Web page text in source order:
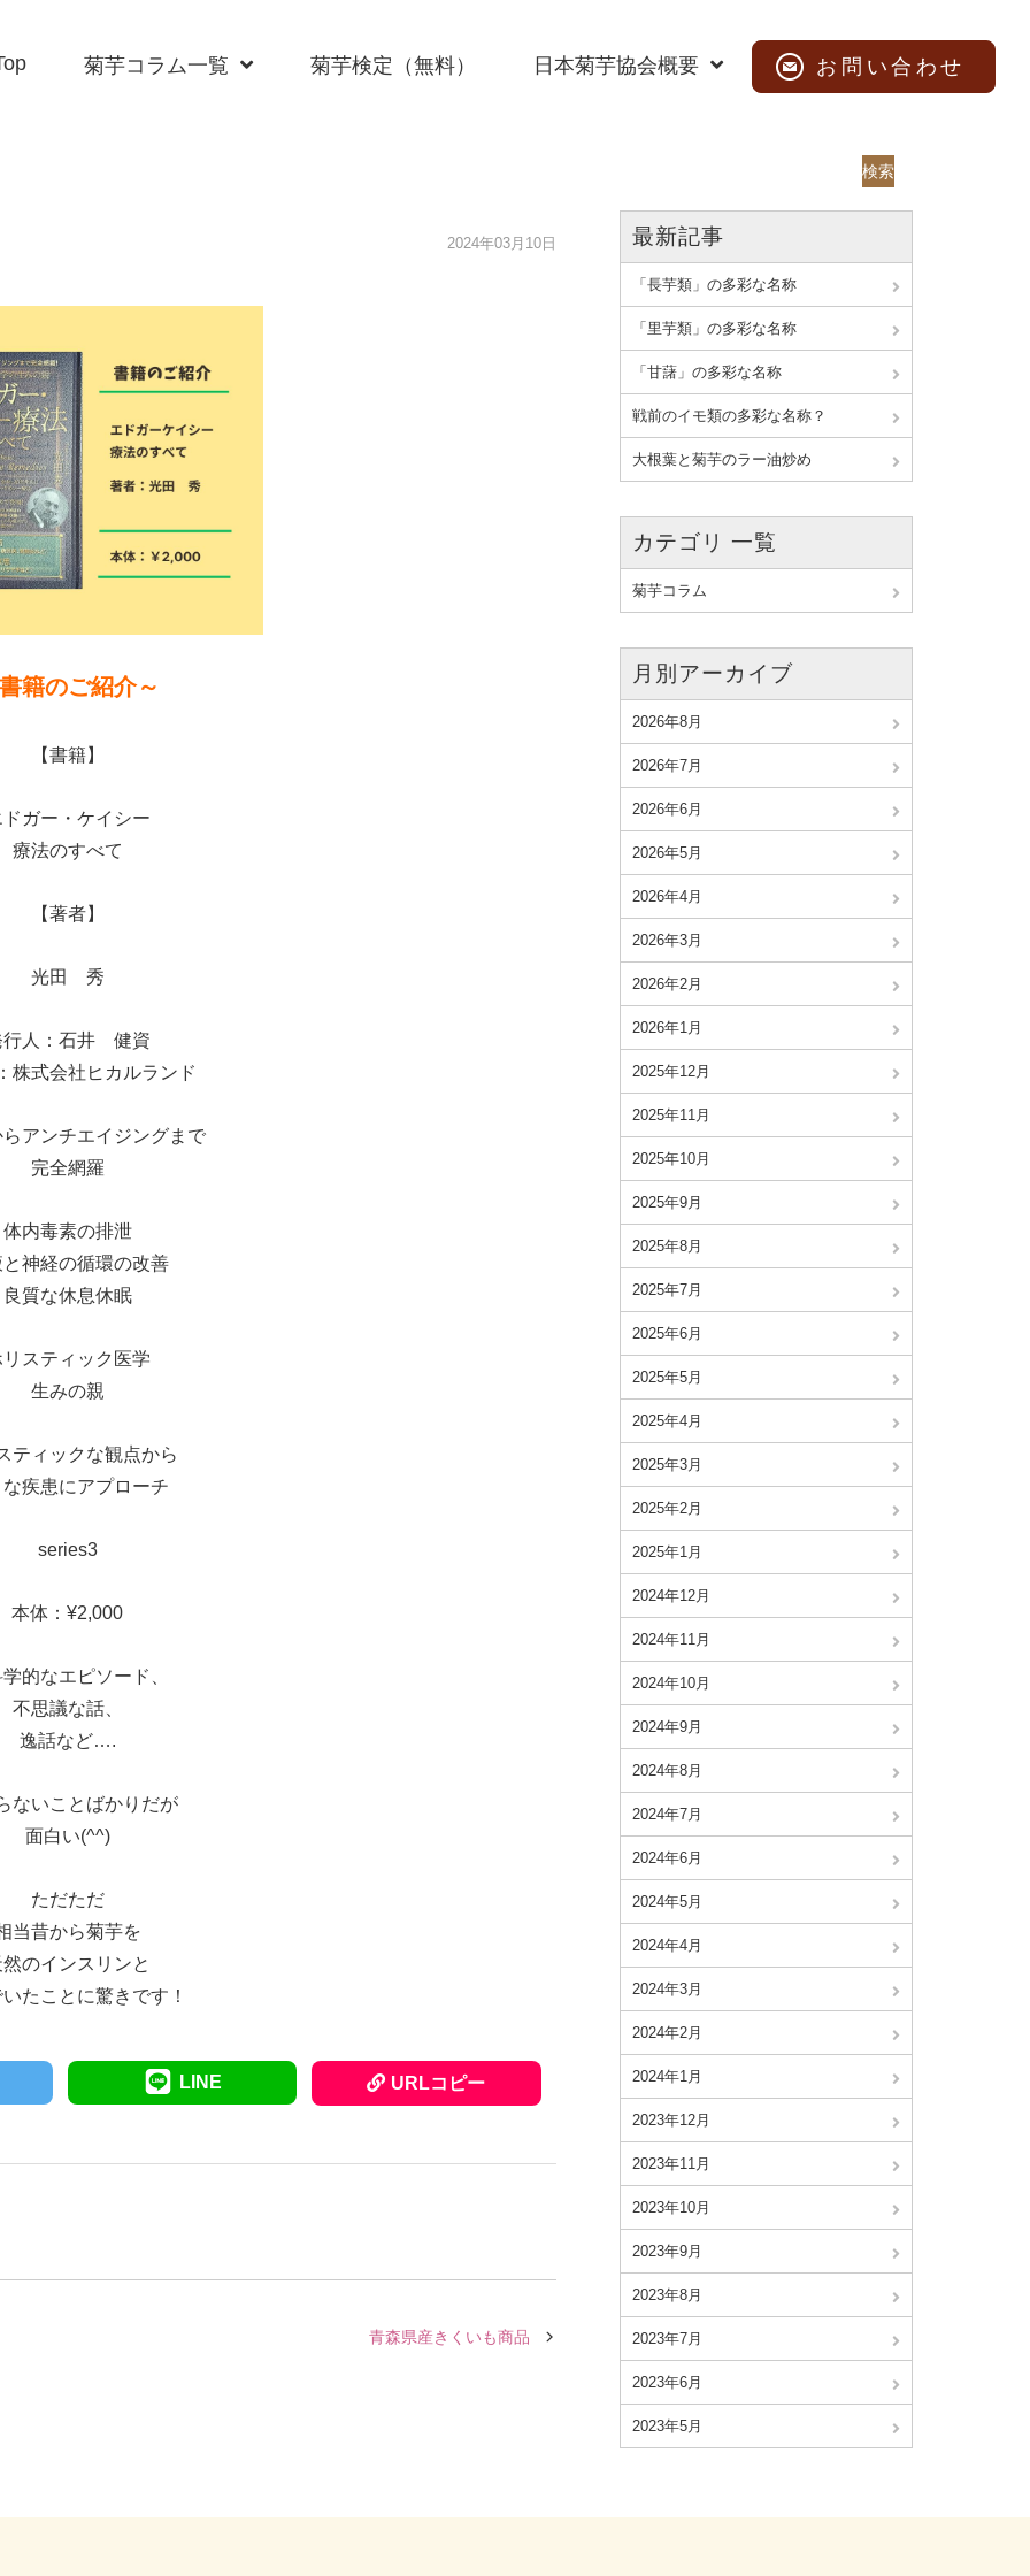
菊芋コラム一覧 菊芋検定（無料） 日本菊芋協会概要 お問い合わせ
2024年03月10日
籍のご紹介～
【書籍】
ガー・ケイシー
療法のすべて
【著者】
光田 秀
行人：石井 健資
株式会社ヒカルランド
アンチエイジングまで
完全網羅
体内毒素の排泄
神経の循環の改善
良質な休息休眠
スティック医学
生みの親
ティックな観点から
疾患にアプローチ
series3
本体：¥2,000
的なエピソード、
不思議な話、
逸話など….
ないことばかりだが
面白い(^^)
ただただ
当昔から菊芋を
のインスリンと
たことに驚きです！
LINE URLコピー
青森県産きくいも商品
検索
最新記事
「長芋類」の多彩な名称
「里芋類」の多彩な名称
「甘藷」の多彩な名称
戦前のイモ類の多彩な名称？
大根葉と菊芋のラー油炒め
カテゴリ 一覧
菊芋コラム
月別アーカイブ
2026年8月
2026年7月
2026年6月
2026年5月
2026年4月
2026年3月
2026年2月
2026年1月
2025年12月
2025年11月
2025年10月
2025年9月
2025年8月
2025年7月
2025年6月
2025年5月
2025年4月
2025年3月
2025年2月
2025年1月
2024年12月
2024年11月
2024年10月
2024年9月
2024年8月
2024年7月
2024年6月
2024年5月
2024年4月
2024年3月
2024年2月
2024年1月
2023年12月
2023年11月
2023年10月
2023年9月
2023年8月
2023年7月
2023年6月
2023年5月